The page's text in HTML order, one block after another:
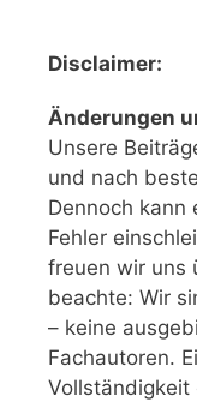
Disclaimer:
Änderungen
Unsere
und nach
Dennoch kann
Fehler
freuen wir uns
beachte: Wir
– keine
Fachautoren.
Vollständigkeit